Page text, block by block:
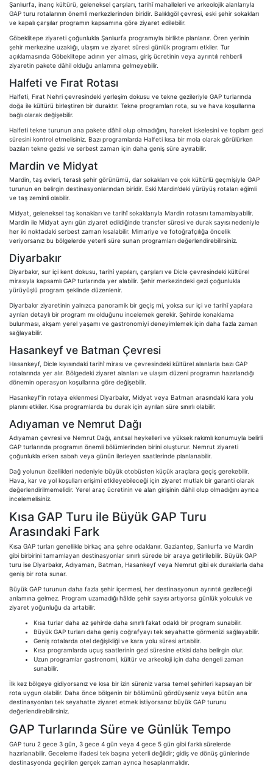
Şanlıurfa, inanç kültürü, geleneksel çarşıları, tarihî mahalleleri ve arkeolojik alanlarıyla
GAP turu rotalarının önemli merkezlerinden biridir. Balıklıgöl çevresi, eski şehir sokakları
ve kapalı çarşılar programın kapsamına göre ziyaret edilebilir.
Göbeklitepe ziyareti çoğunlukla Şanlıurfa programıyla birlikte planlanır. Ören yerinin
şehir merkezine uzaklığı, ulaşım ve ziyaret süresi günlük programı etkiler. Tur
açıklamasında Göbeklitepe adının yer alması, giriş ücretinin veya ayrıntılı rehberli
ziyaretin pakete dâhil olduğu anlamına gelmeyebilir.
Halfeti ve Fırat Rotası
Halfeti, Fırat Nehri çevresindeki yerleşim dokusu ve tekne gezileriyle GAP turlarında
doğa ile kültürü birleştiren bir duraktır. Tekne programları rota, su ve hava koşullarına
bağlı olarak değişebilir.
Halfeti tekne turunun ana pakete dâhil olup olmadığını, hareket iskelesini ve toplam gezi
süresini kontrol etmelisiniz. Bazı programlarda Halfeti kısa bir mola olarak görülürken
bazıları tekne gezisi ve serbest zaman için daha geniş süre ayırabilir.
Mardin ve Midyat
Mardin, taş evleri, teraslı şehir görünümü, dar sokakları ve çok kültürlü geçmişiyle GAP
turunun en belirgin destinasyonlarından biridir. Eski Mardin’deki yürüyüş rotaları eğimli
ve taş zeminli olabilir.
Midyat, geleneksel taş konakları ve tarihî sokaklarıyla Mardin rotasını tamamlayabilir.
Mardin ile Midyat aynı gün ziyaret edildiğinde transfer süresi ve durak sayısı nedeniyle
her iki noktadaki serbest zaman kısalabilir. Mimariye ve fotoğrafçılığa öncelik
veriyorsanız bu bölgelerde yeterli süre sunan programları değerlendirebilirsiniz.
Diyarbakır
Diyarbakır, sur içi kent dokusu, tarihî yapıları, çarşıları ve Dicle çevresindeki kültürel
mirasıyla kapsamlı GAP turlarında yer alabilir. Şehir merkezindeki gezi çoğunlukla
yürüyüşlü program şeklinde düzenlenir.
Diyarbakır ziyaretinin yalnızca panoramik bir geçiş mi, yoksa sur içi ve tarihî yapılara
ayrılan detaylı bir program mı olduğunu incelemek gerekir. Şehirde konaklama
bulunması, akşam yerel yaşamı ve gastronomiyi deneyimlemek için daha fazla zaman
sağlayabilir.
Hasankeyf ve Batman Çevresi
Hasankeyf, Dicle kıyısındaki tarihî mirası ve çevresindeki kültürel alanlarla bazı GAP
rotalarında yer alır. Bölgedeki ziyaret alanları ve ulaşım düzeni programın hazırlandığı
dönemin operasyon koşullarına göre değişebilir.
Hasankeyf’in rotaya eklenmesi Diyarbakır, Midyat veya Batman arasındaki kara yolu
planını etkiler. Kısa programlarda bu durak için ayrılan süre sınırlı olabilir.
Adıyaman ve Nemrut Dağı
Adıyaman çevresi ve Nemrut Dağı, anıtsal heykelleri ve yüksek rakımlı konumuyla belirli
GAP turlarında programın önemli bölümlerinden birini oluşturur. Nemrut ziyareti
çoğunlukla erken sabah veya günün ilerleyen saatlerinde planlanabilir.
Dağ yolunun özellikleri nedeniyle büyük otobüsten küçük araçlara geçiş gerekebilir.
Hava, kar ve yol koşulları erişimi etkileyebileceği için ziyaret mutlak bir garanti olarak
değerlendirilmemelidir. Yerel araç ücretinin ve alan girişinin dâhil olup olmadığını ayrıca
incelemelisiniz.
Kısa GAP Turu ile Büyük GAP Turu
Arasındaki Fark
Kısa GAP turları genellikle birkaç ana şehre odaklanır. Gaziantep, Şanlıurfa ve Mardin
gibi birbirini tamamlayan destinasyonlar sınırlı sürede bir araya getirilebilir. Büyük GAP
turu ise Diyarbakır, Adıyaman, Batman, Hasankeyf veya Nemrut gibi ek duraklarla daha
geniş bir rota sunar.
Büyük GAP turunun daha fazla şehir içermesi, her destinasyonun ayrıntılı gezileceği
anlamına gelmez. Program uzamadığı hâlde şehir sayısı artıyorsa günlük yolculuk ve
ziyaret yoğunluğu da artabilir.
Kısa turlar daha az şehirde daha sınırlı fakat odaklı bir program sunabilir.
Büyük GAP turları daha geniş coğrafyayı tek seyahatte görmenizi sağlayabilir.
Geniş rotalarda otel değişikliği ve kara yolu süresi artabilir.
Kısa programlarda uçuş saatlerinin gezi süresine etkisi daha belirgin olur.
Uzun programlar gastronomi, kültür ve arkeoloji için daha dengeli zaman
sunabilir.
İlk kez bölgeye gidiyorsanız ve kısa bir izin süreniz varsa temel şehirleri kapsayan bir
rota uygun olabilir. Daha önce bölgenin bir bölümünü gördüyseniz veya bütün ana
destinasyonları tek seyahatte ziyaret etmek istiyorsanız büyük GAP turunu
değerlendirebilirsiniz.
GAP Turlarında Süre ve Günlük Tempo
GAP turu 2 gece 3 gün, 3 gece 4 gün veya 4 gece 5 gün gibi farklı sürelerde
hazırlanabilir. Geceleme ifadesi tek başına yeterli değildir; gidiş ve dönüş günlerinde
destinasyonda geçirilen gerçek zaman ayrıca hesaplanmalıdır.